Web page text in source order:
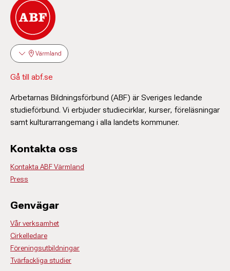
Värmland
Gå till abf.se
Arbetarnas Bildningsförbund (ABF) är Sveriges ledande
studieförbund. Vi erbjuder studiecirklar, kurser, föreläsningar
samt kulturarrangemang i alla landets kommuner.
Kontakta oss
Kontakta ABF Värmland
Press
Genvägar
Vår verksamhet
Cirkelledare
Föreningsutbildningar
Tvärfackliga studier